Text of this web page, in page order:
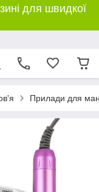
для швидкої
Прилади для